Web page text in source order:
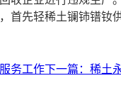
先轻稀土镧铈镨钕供
务工作下一篇： 稀土